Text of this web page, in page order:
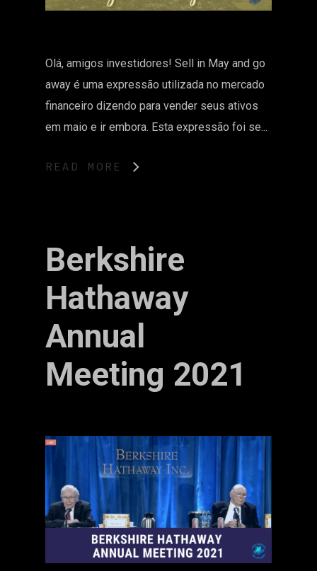
Olá, amigos investidores! Sell in May and go
away é uma expressão utilizada no mercado
financeiro dizendo para vender seus ativos
em maio e ir embora. Esta expressão foi se...
READ MORE
Berkshire
Hathaway
Annual
Meeting 2021